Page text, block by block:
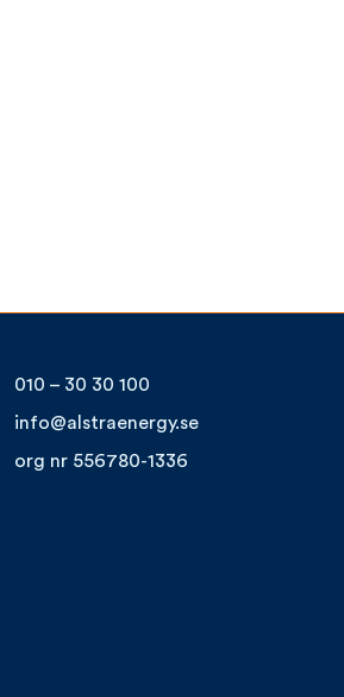
010 – 30 30 100
info@alstraenergy.se
org nr 556780-1336